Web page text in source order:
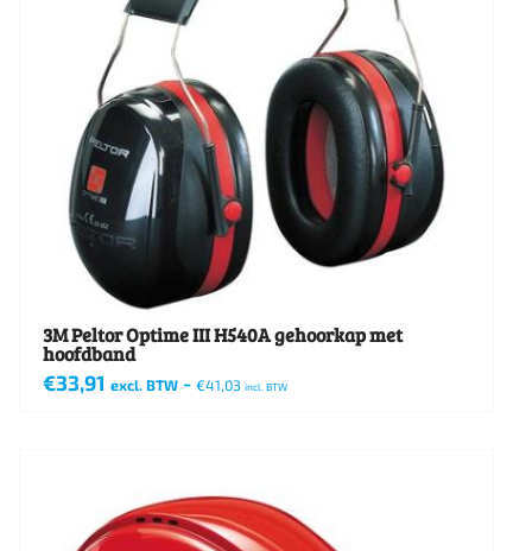
3M Peltor Optime III H540A gehoorkap met
hoofdband
€33,91 excl. BTW - €41,03 incl. BTW